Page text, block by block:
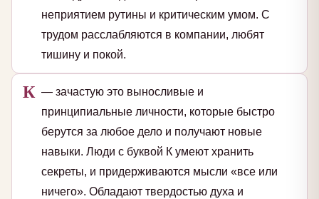
неприятием рутины и критическим умом. С
трудом расслабляются в компании, любят
тишину и покой.
К — зачастую это выносливые и
принципиальные личности, которые быстро
берутся за любое дело и получают новые
навыки. Люди с буквой К умеют хранить
секреты, и придерживаются мысли «все или
ничего». Обладают твердостью духа и